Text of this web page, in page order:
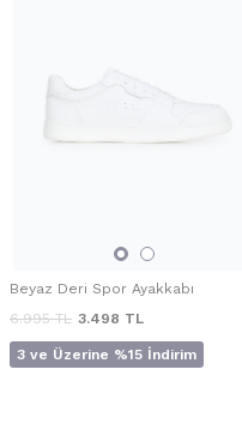
Beyaz Deri Spor Ayakkabı
6.995TL 3.498 TL
3 ve Üzerine %15 İndirim